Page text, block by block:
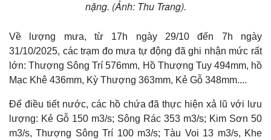
Ảnh
Infographic
nặng. (Ảnh: Thu Trang).
Về lượng mưa, từ 17h ngày 29/10 đến 7h ngày
31/10/2025, các trạm đo mưa tự động đã ghi nhận mức rất
lớn: Thượng Sông Trí 576mm, Hồ Thượng Tuy 494mm, hồ
Mạc Khê 436mm, Kỳ Thượng 363mm, Kẻ Gỗ 348mm....
Để điều tiết nước, các hồ chứa đã thực hiện xả lũ với lưu
lượng: Kẻ Gỗ 150 m3/s; Sông Rác 353 m3/s; Kim Sơn 50
m3/s, Thượng Sông Trí 100 m3/s; Tàu Voi 13 m3/s, Khe